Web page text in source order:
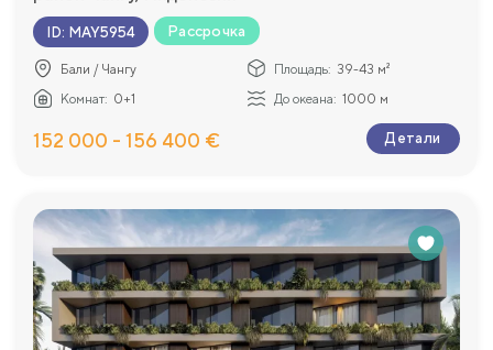
ID: MAY5954 Рассрочка
Бали / Чангу Площадь: 39-43 м²
Комнат: 0+1 До океана: 1000 м
152 000 - 156 400 € Детали